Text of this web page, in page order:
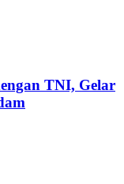
TNI, Gelar